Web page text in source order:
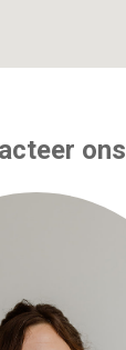
ons